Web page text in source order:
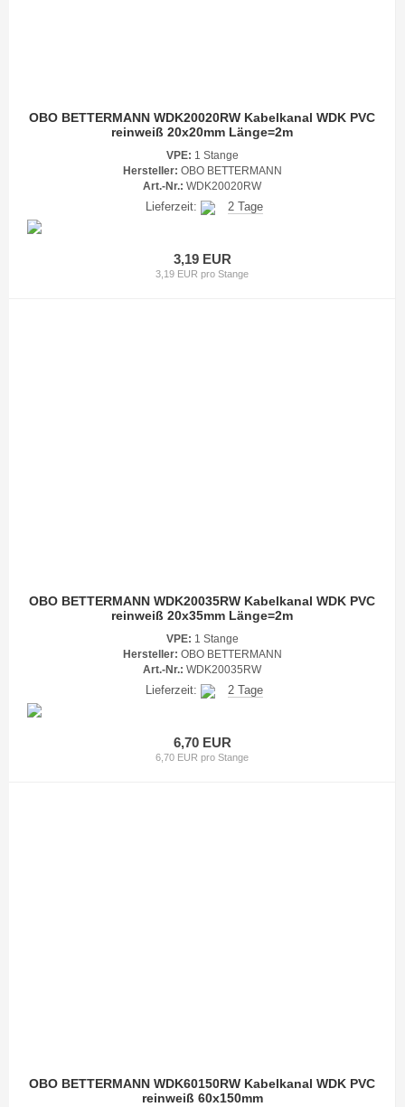
OBO BETTERMANN WDK20020RW Kabelkanal WDK PVC
reinweiß 20x20mm Länge=2m
VPE: 1 Stange
Hersteller: OBO BETTERMANN
Art.-Nr.: WDK20020RW
Lieferzeit: 2 Tage
3,19 EUR
3,19 EUR pro Stange
OBO BETTERMANN WDK20035RW Kabelkanal WDK PVC
reinweiß 20x35mm Länge=2m
VPE: 1 Stange
Hersteller: OBO BETTERMANN
Art.-Nr.: WDK20035RW
Lieferzeit: 2 Tage
6,70 EUR
6,70 EUR pro Stange
OBO BETTERMANN WDK60150RW Kabelkanal WDK PVC
reinweiß 60x150mm